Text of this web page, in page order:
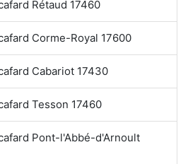
Rétaud 17460
Corme-Royal 17600
Cabariot 17430
Tesson 17460
Pont-l'Abbé-d'Arnoult